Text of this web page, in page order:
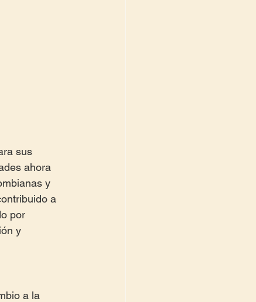
sus
ahora
y
a
por
y
a la